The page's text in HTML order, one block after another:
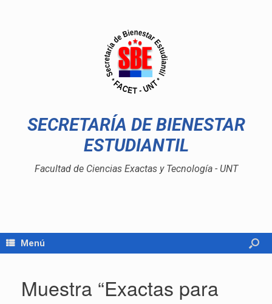
SECRETARÍA DE BIENESTAR
ESTUDIANTIL
Facultad de Ciencias Exactas y Tecnología - UNT
Menú
Muestra “Exactas para